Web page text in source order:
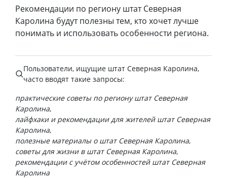
Рекомендации по региону штат Северная
Каролина будут полезны тем, кто хочет лучше
понимать и использовать особенности региона.
Пользователи, ищущие штат Северная Каролина,
часто вводят такие запросы:
практические советы по региону штат Северная
Каролина
лайфхаки и рекомендации для жителей штат Северная
Каролина
полезные материалы о штат Северная Каролина
советы для жизни в штат Северная Каролина
рекомендации с учётом особенностей штат Северная
Каролина